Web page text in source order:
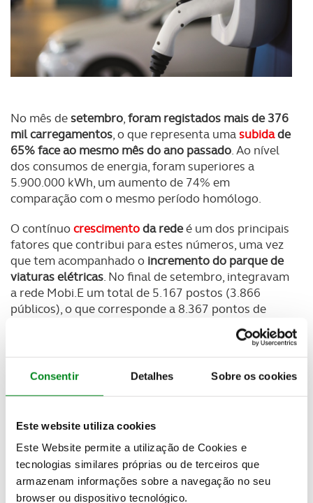
Consentir Detalhes Sobre os cookies
Este website utiliza cookies
Este Website permite a utilização de Cookies e
tecnologias similares próprias ou de terceiros que
armazenam informações sobre a navegação no seu
browser ou dispositivo tecnológico.
No mês desetembro,foram registados mais de 376
mil carregamentos, o que representa umasubidade
65% face ao mesmo mês do ano passado. Ao nível
dos consumos de energia, foram superiores a
5.900.000 kWh, um aumento de 74% em
comparação com o mesmo período homólogo.
O contínuocrescimentoda redeé um dos principais
fatores que contribui para estes números, uma vez
que tem acompanhado o incremento do parque de
viaturas elétricas. No final de setembro, integravam
a rede Mobi.E um total de 5.167 postos (3.866
públicos), o que corresponde a 8.367 pontos de
Outro dado relevante é apotência da rede,
atualmente superior a 215.515 kW, 10% acima do
No final de setembro, 1.422 postos de
representa mais de um terço (37%) do total.
Newsletter Revista
Receba as novidades do mundo automóvel e